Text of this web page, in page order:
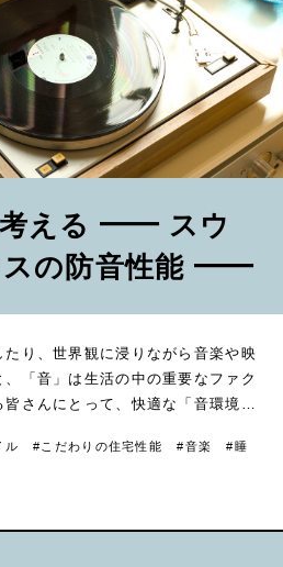
考える ━━ スウ
スの防音性能 ━━
り、世界観に浸りながら音楽や映
「音」は生活の中の重要なファク
さんにとって、快適な「音環境」
ッドホンをせずに迫力のある音量
ル #こだわりの住宅性能 #音楽
#睡